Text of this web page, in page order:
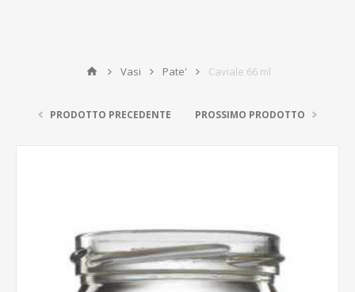
Vasi Pate' Caviale 66 ml
PRODOTTO PRECEDENTE PROSSIMO PRODOTTO